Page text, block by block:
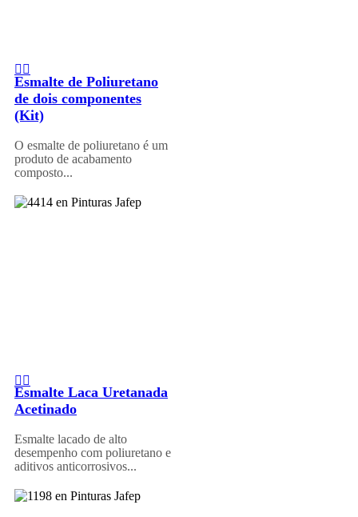
Esmalte de Poliuretano
de dois componentes
(Kit)
O esmalte de poliuretano é um
produto de acabamento
composto...
Esmalte Laca Uretanada
Acetinado
Esmalte lacado de alto
desempenho com poliuretano e
aditivos anticorrosivos...